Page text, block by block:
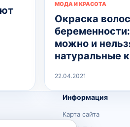
МОДА И КРАСОТА
Окраска
можно и
натуральные
22.04.2021
Информация
Карта сайта